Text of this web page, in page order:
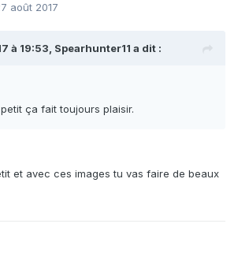
août 2017
à 19:53, Spearhunter11 a dit :
ça fait toujours plaisir.
et avec ces images tu vas faire de beaux